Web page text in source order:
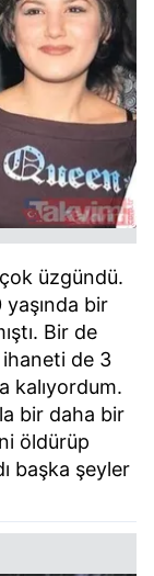
çok üzgündü.
bir
Bir de
ihaneti de 3
kalıyordum.
bir daha bir
öldürüp
başka şeyler